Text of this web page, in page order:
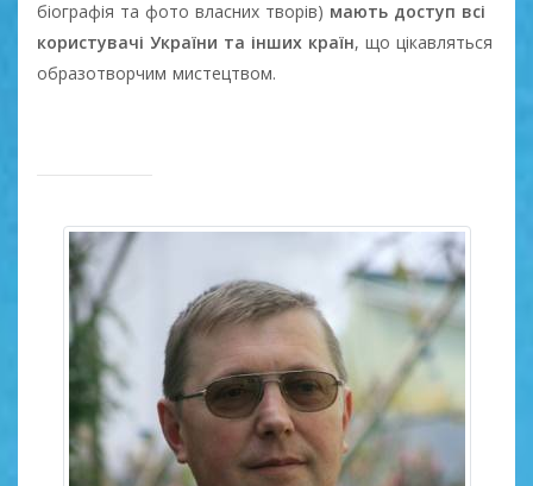
біографія та фото власних творів) мають доступ всі
користувачі України та інших країн, що цікавляться
образотворчим мистецтвом.